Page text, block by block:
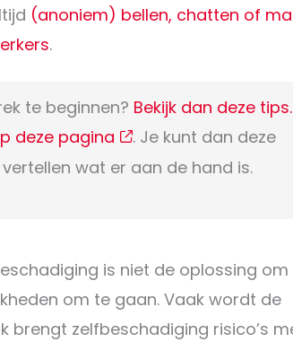
(anoniem) bellen, chatten of
.
te beginnen? Bekijk dan deze tips.
deze pagina
. Je kunt dan deze
wat er aan de hand is.
is niet de oplossing om
om te gaan. Vaak wordt de
brengt zelfbeschadiging risico’s